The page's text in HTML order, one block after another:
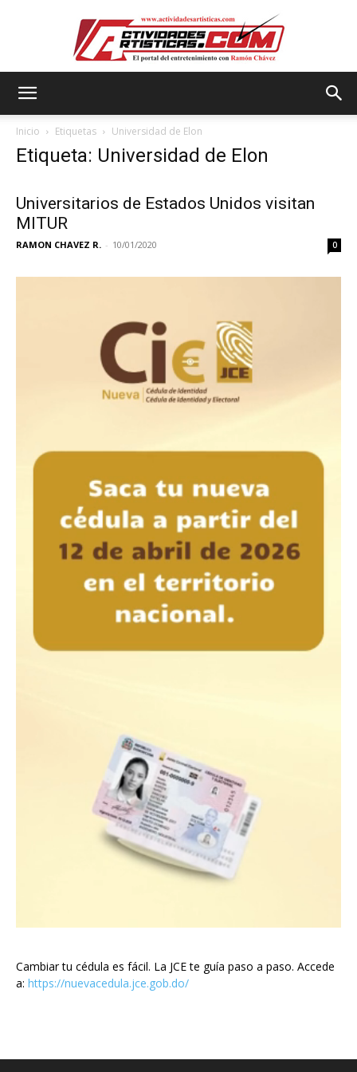
Inicio Etiquetas Universidad de Elon
Etiqueta: Universidad de Elon
Universitarios de Estados Unidos visitan
MITUR
RAMON CHAVEZ R. - 10/01/2020 0
Cambiar tu cédula es fácil. La JCE te guía paso a paso. Accede
a: https://nuevacedula.jce.gob.do/